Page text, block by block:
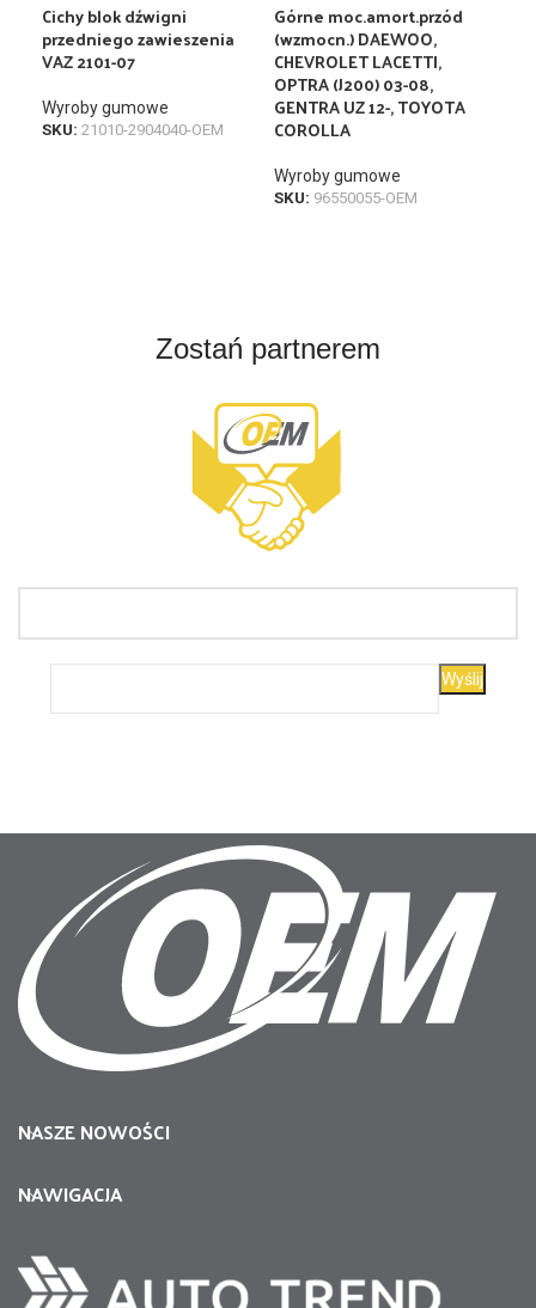
Cichy blok dźwigni
przedniego zawieszenia
VAZ 2101-07
Wyroby gumowe
SKU: 21010-2904040-OEM
Górne moc.amort.przód
(wzmocn.) DAEWOO,
CHEVROLET LACETTI,
OPTRA (J200) 03-08,
GENTRA UZ 12-, TOYOTA
COROLLA
Wyroby gumowe
SKU: 96550055-OEM
Zostań partnerem
NASZE NOWOŚCI
NAWIGACJA